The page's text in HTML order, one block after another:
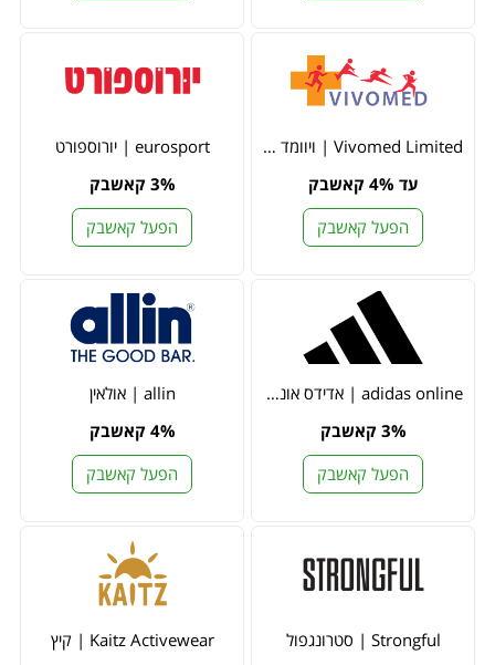
Vivomed Limited | ויוומד לימיטד
עד 4% קאשבק
הפעל קאשבק
eurosport | יורוספורט
3% קאשבק
הפעל קאשבק
adidas online | אדידס אונליין
3% קאשבק
הפעל קאשבק
allin | אולאין
4% קאשבק
הפעל קאשבק
Strongful | סטרונגפול
Kaitz Activewear | קיץ